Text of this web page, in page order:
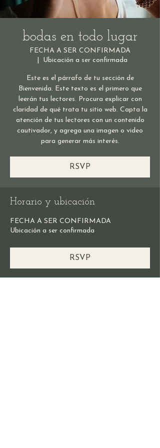
bodas en todo lugar
FECHA A SER CONFIRMADA
Ubicación a ser confirmada
Este es el párrafo de tu sección de
Bienvenida. Este texto es el primero que
leerán tus lectores. Procura explicar con
claridad de qué trata tu sitio web. Capta la
atención de tus lectores con un contenido
cautivador, y agrega una imagen o video
para generar más interés.
RSVP
Horario y ubicación
FECHA A SER CONFIRMADA
Ubicación a ser confirmada
RSVP